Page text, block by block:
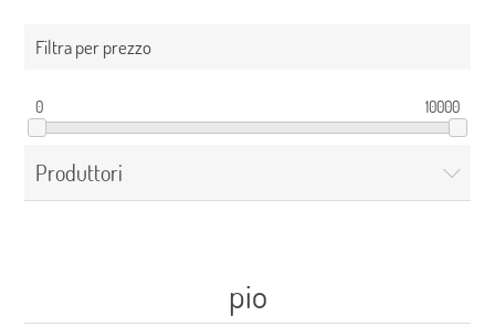
Filtra per prezzo
0 10000
Produttori
pio